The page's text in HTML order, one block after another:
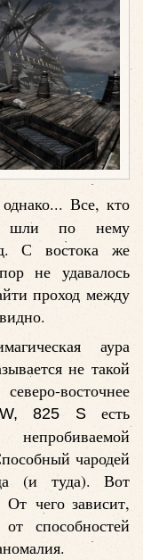
Все, кто
шли по нему
С востока же
не удавалось
проход между
аура
не такой
восточнее
825 Sесть
чародей
(и туда). Вот
От чего зависит,
способностей